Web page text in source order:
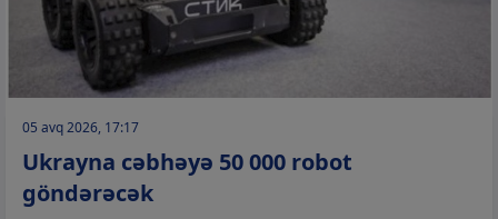
05 avq 2026, 17:17
Ukrayna cəbhəyə 50 000 robot
göndərəcək